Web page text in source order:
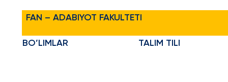
FAN – ADABIYOT FAKULTETI
BO’LIMLAR TALIM TILI